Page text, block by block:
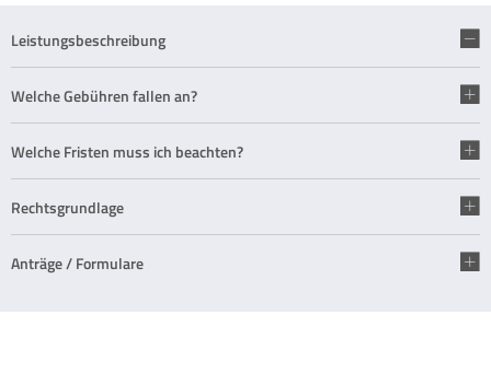
Leistungsbeschreibung
Welche Gebühren fallen an?
Welche Fristen muss ich beachten?
Rechtsgrundlage
Anträge / Formulare